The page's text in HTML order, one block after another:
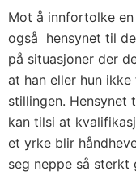
Mot å innfortolke
også hensynet til
på situasjoner der
at han eller hun
stillingen. Hensynet
kan tilsi at
et yrke blir
seg neppe så sterkt